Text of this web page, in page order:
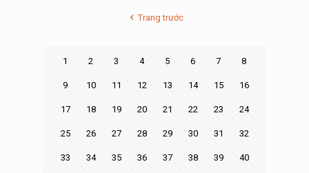
Trang trước
1 2 3 4 5 6 7 8
9 10 11 12 13 14 15 16
17 18 19 20 21 22 23 24
25 26 27 28 29 30 31 32
33 34 35 36 37 38 39 40